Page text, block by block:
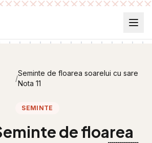
/
Seminte de floarea soarelui cu sare
Nota 11
SEMINTE
de floarea